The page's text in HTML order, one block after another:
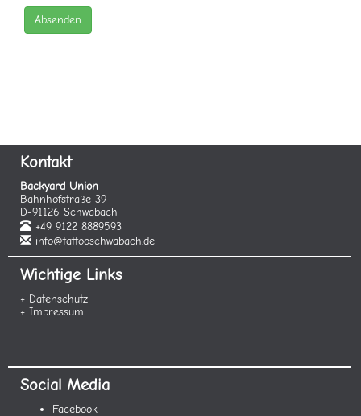
Absenden
Kontakt
Backyard Union
Bahnhofstraße 39
D-91126 Schwabach
+49 9122 8889593
info@tattooschwabach.de
Wichtige Links
+ Datenschutz
+ Impressum
Social Media
Facebook